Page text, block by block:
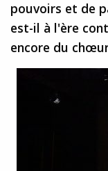
pouvoirs et de
est-il à l'ère
encore du